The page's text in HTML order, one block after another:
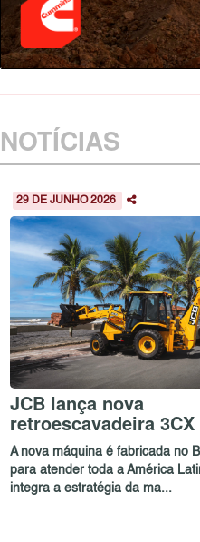
NOTÍCIAS
29 DE JUNHO 2026
JCB lança nova
retroescavadeira
A nova máquina é fabricada no
para atender toda a América
integra a estratégia da ma...